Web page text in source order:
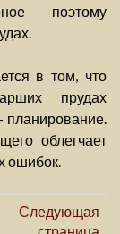
поэтому
в том, что
прудах
планирование.
облегчает
ошибок.
Следующая